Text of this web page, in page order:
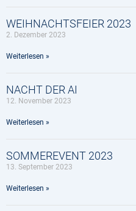
WEIHNACHTSFEIER 2023
2. Dezember 2023
Weiterlesen »
NACHT DER AI
12. November 2023
Weiterlesen »
SOMMEREVENT 2023
13. September 2023
Weiterlesen »